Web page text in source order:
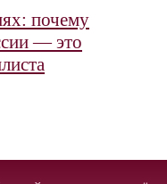
почему
— это